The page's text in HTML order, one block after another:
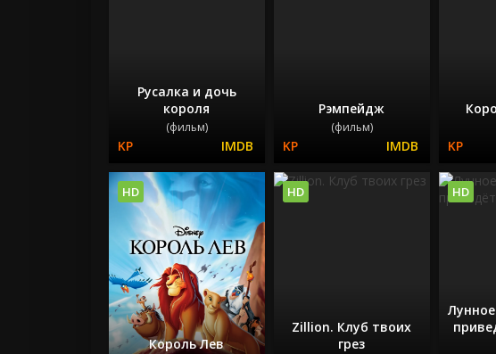
Русалка и дочь
короля
(фильм)
Рэмпейдж
(фильм)
Король Лев
HD
Zillion. Клуб твоих
грез
HD HD